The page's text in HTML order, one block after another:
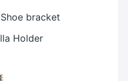
bracket
Holder